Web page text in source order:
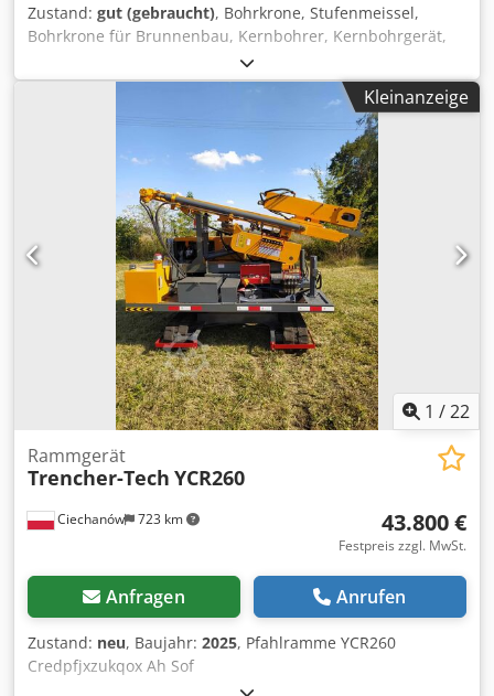
Zustand: gut (gebraucht), Bohrkrone, Stufenmeissel,
Bohrkrone für Brunnenbau, Kernbohrer, Kernbohrgerät,
Diamantbohrkrone, Bohrkrone für Brunnenbohrgerät
Csdpfx Ahovmyruj Sorf -Bohrkrone: 3 Stück Bohraufnahme
plus 1 Stück Velängerungsadapter -Maße: siehe Fotos -
Abgabe/Preis: komplett -Transportabmessung:
250/250/H280 mm -Gewicht: 27,3 kg
Kleinanzeige
1 /22
Ciechanów 723 km
Rammgerät
Trencher-Tech YCR260
43.800 €
Festpreis zzgl. MwSt.
Anfragen Anrufen
Zustand: neu, Baujahr: 2025, Pfahlramme YCR260
Credpfjxzukqox Ah Sof